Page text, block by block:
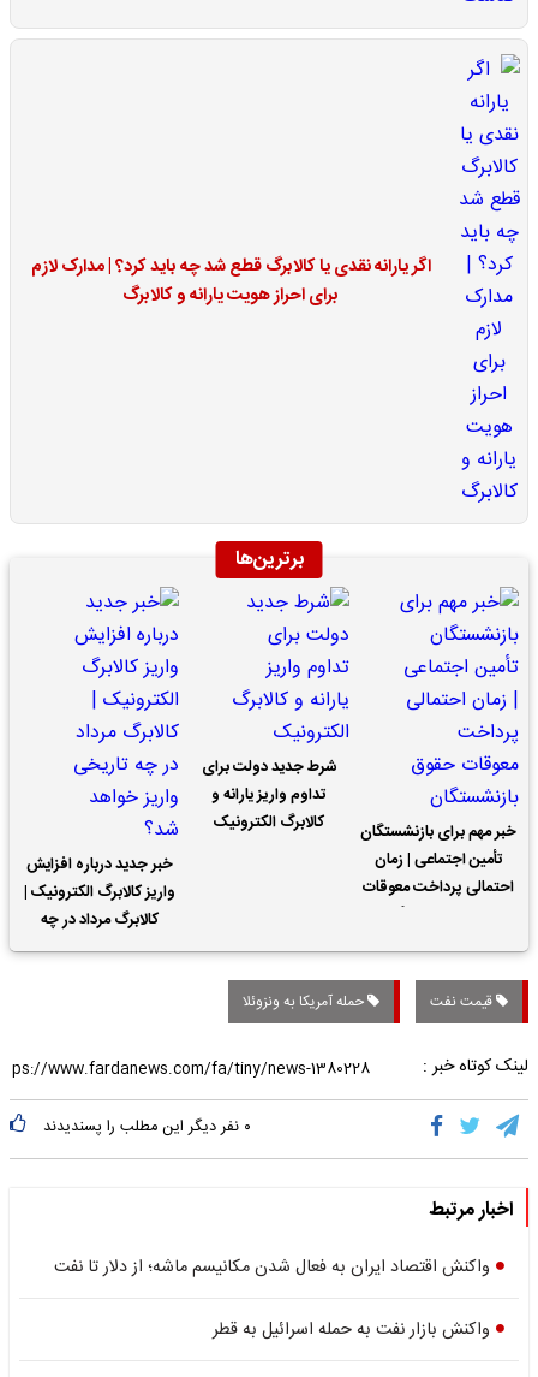
اگر یارانه نقدی یا کالابرگ قطع شد چه باید کرد؟ | مدارک لازم
برای احراز هویت یارانه و کالابرگ
برترین‌ها
خبر مهم برای بازنشستگان
تأمین اجتماعی | زمان
احتمالی پرداخت معوقات
شرط جدید دولت برای
تداوم واریز یارانه و
کالابرگ الکترونیک
خبر جدید درباره افزایش
واریز کالابرگ الکترونیک |
کالابرگ مرداد در چه
تاریخی واریز خواهد شد؟
قیمت نفت حمله آمریکا به ونزوئلا
لینک کوتاه خبر :
۰ نفر دیگر این مطلب را پسندیدند
اخبار مرتبط
واکنش اقتصاد ایران به فعال شدن مکانیسم ماشه؛ از دلار تا نفت
واکنش بازار نفت به حمله اسرائیل به قطر